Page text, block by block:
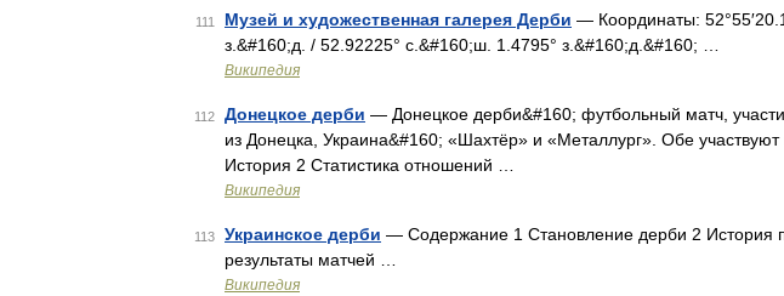
111 Музей и художественная галерея Дерби — Координаты:
з.&#160;д. / 52.92225° с.&#160;ш. 1.4795° з.&#160;д.&#160; …
Википедия
112 Донецкое дерби — Донецкое дерби&#160; футбольный матч,
из Донецка, Украина&#160; «Шахтёр» и «Металлург». Обе
История 2 Статистика отношений …
Википедия
113 Украинское дерби — Содержание 1 Становление дерби 2 История
результаты матчей …
Википедия